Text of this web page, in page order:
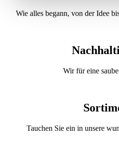
Wie alles begann, von der Idee
Wir für eine
Tauchen Sie ein in unsere